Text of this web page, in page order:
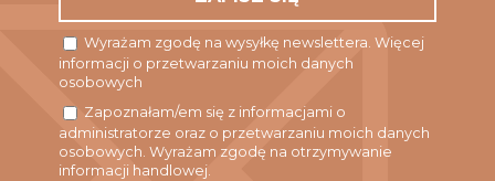
Wyrażam zgodę na wysyłkę newslettera. Więcej
informacji o przetwarzaniu moich danych
osobowych
Zapoznałam/em się z informacjami o
administratorze oraz o przetwarzaniu moich danych
osobowych. Wyrażam zgodę na otrzymywanie
informacji handlowej.